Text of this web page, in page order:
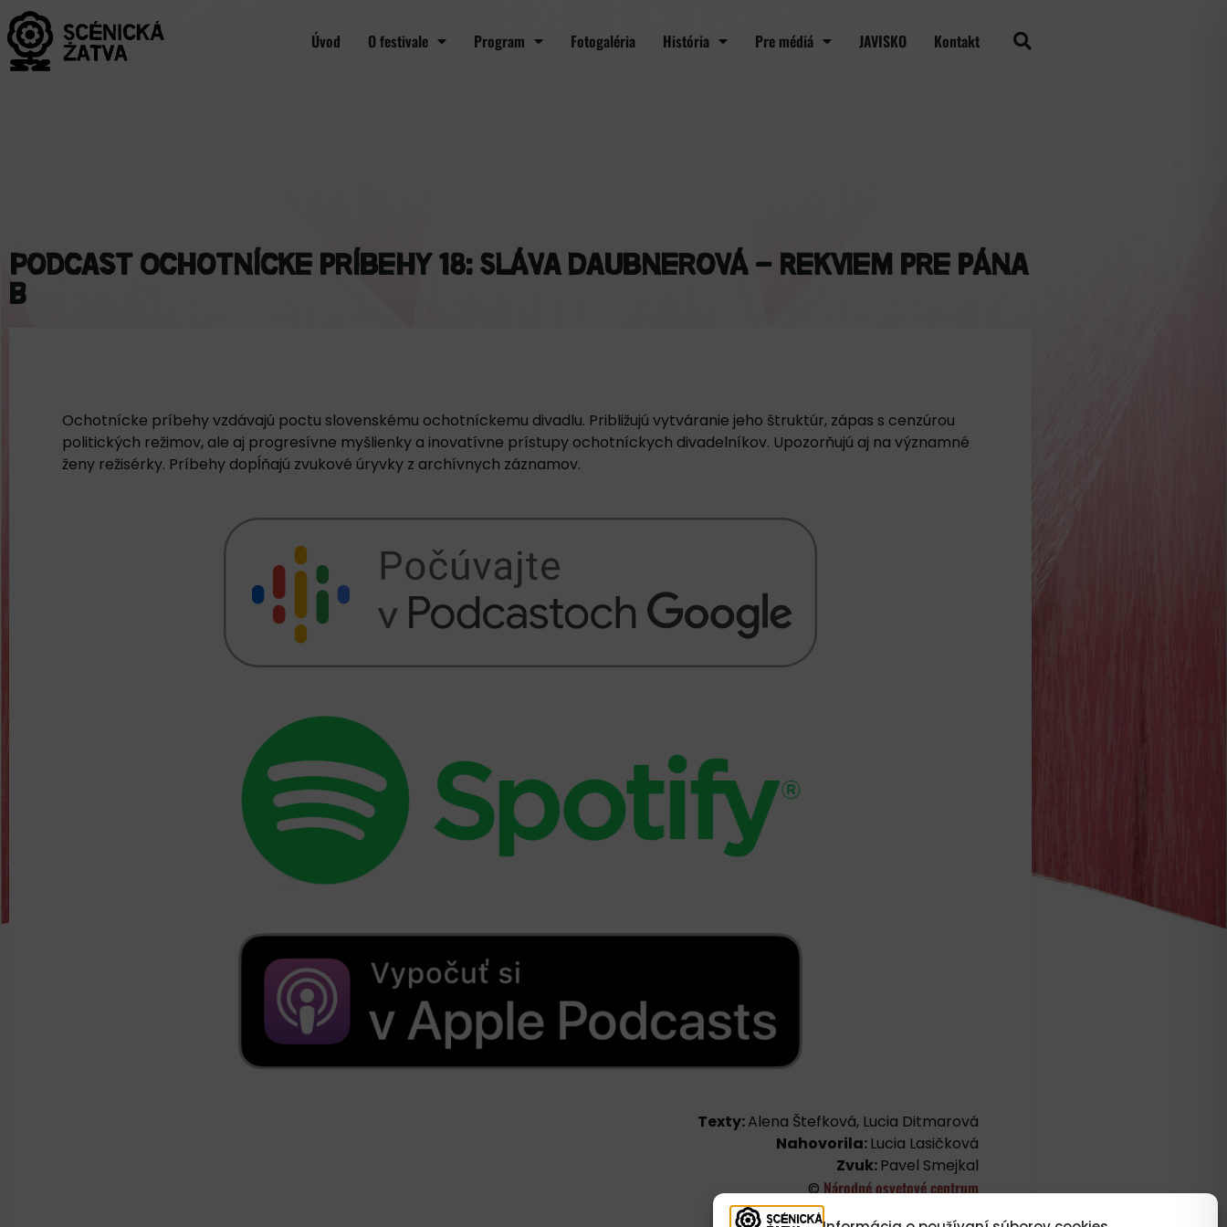
Úvod O festivale Program Fotogaléria História Pre médiá JAVISKO Kontakt
Podcast Ochotnícke príbehy 18: Sláva Daubnerová – Rekviem pre pána
B
Ochotnícke príbehy vzdávajú poctu slovenskému ochotníckemu divadlu. Približujú vytváranie jeho štruktúr, zápas s cenzúrou
politických režimov, ale aj progresívne myšlienky a inovatívne prístupy ochotníckych divadelníkov. Upozorňujú aj na významné
ženy režisérky. Príbehy dopĺňajú zvukové úryvky z archívnych záznamov.
Texty:Alena Štefková, Lucia Ditmarová
Nahovorila:Lucia Lasičková
Zvuk:Pavel Smejkal
©Národné osvetové centrum